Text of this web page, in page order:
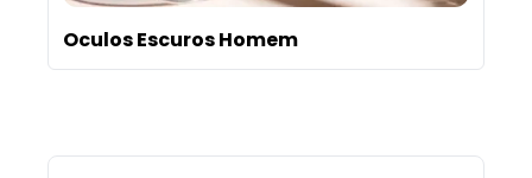
Oculos Escuros Homem